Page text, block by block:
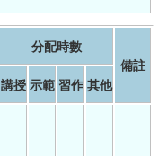
分配時數
備註
講授 示範 習作 其他